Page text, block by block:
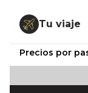
Tu viaje
Precios por